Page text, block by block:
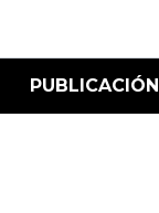
PUBLICACIÓN